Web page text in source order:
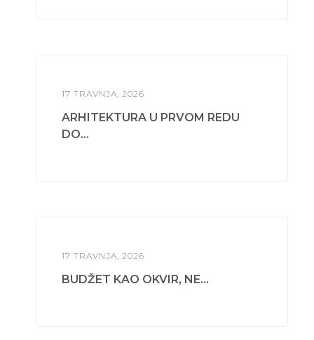
17 TRAVNJA, 2026
ARHITEKTURA U PRVOM REDU
DO...
17 TRAVNJA, 2026
BUDŽET KAO OKVIR, NE...